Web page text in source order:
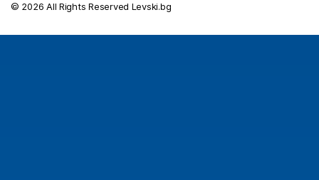
© 2026 All Rights Reserved Levski.bg